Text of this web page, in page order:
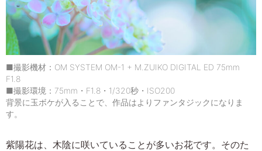
■撮影機材：OM SYSTEM OM-1 + M.ZUIKO DIGITAL ED 75mm
F1.8
■撮影環境：75mm・F1.8・1/320秒・ISO200
背景に玉ボケが入ることで、作品はよりファンタジックになりま
す。
紫陽花は、木陰に咲いていることが多いお花です。そのた